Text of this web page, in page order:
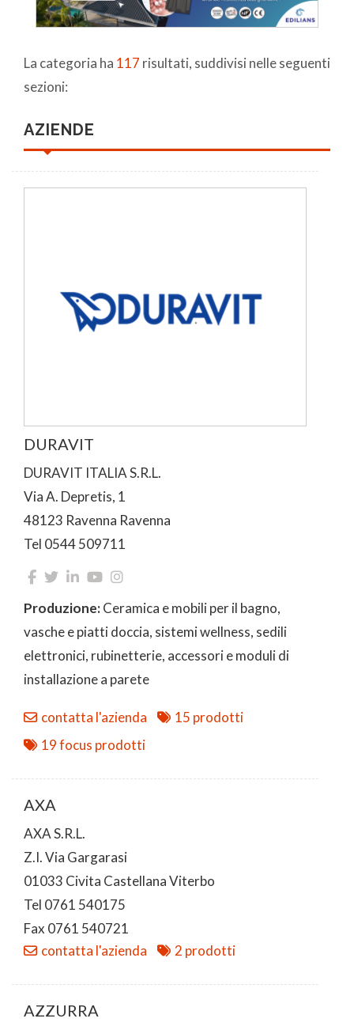
La categoria ha 117 risultati, suddivisi nelle seguenti
sezioni:
AZIENDE
DURAVIT
DURAVIT ITALIA S.R.L.
Via A. Depretis, 1
48123 Ravenna Ravenna
Tel 0544 509711
Produzione:Ceramica e mobili per il bagno,
vasche e piatti doccia, sistemi wellness, sedili
elettronici, rubinetterie, accessori e moduli di
installazione a parete
contatta l'azienda
15 prodotti
19 focus prodotti
AXA
AXA S.R.L.
Z.I. Via Gargarasi
01033 Civita Castellana Viterbo
Tel 0761 540175
Fax 0761 540721
contatta l'azienda
2 prodotti
AZZURRA